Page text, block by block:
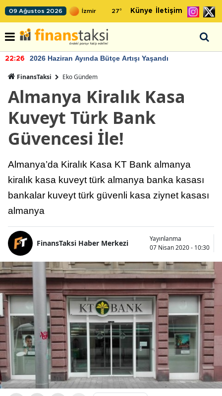
09 Ağustos 2026 27° Künye İletişim
22:26 2026 Haziran Ayında Bütçe Artışı Yaşandı
FinansTaksi Eko Gündem
Almanya Kiralık Kasa
Kuveyt Türk Bank
Güvencesi İle!
Almanya’da Kiralık Kasa KT Bank almanya
kiralık kasa kuveyt türk almanya banka kasası
bankalar kuveyt türk güvenli kasa ziynet kasası
almanya
FinansTaksi Haber Merkezi
Yayınlanma
07 Nisan 2020 - 10:30